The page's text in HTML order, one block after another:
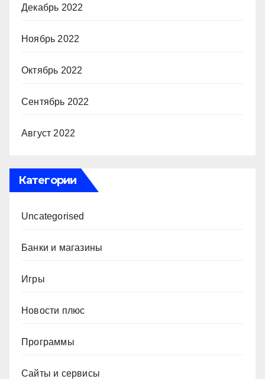
Декабрь 2022
Ноябрь 2022
Октябрь 2022
Сентябрь 2022
Август 2022
Категории
Uncategorised
Банки и магазины
Игры
Новости плюс
Программы
Сайты и сервисы